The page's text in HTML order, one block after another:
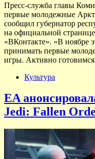
Пресс-служба главы
первые молодежные
сообщил губернатор
на официальной
«ВКонтакте». «В ноябре
принимать первые
игры. Активно
Культура
EA
Jedi: Fallen